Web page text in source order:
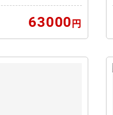
63000円